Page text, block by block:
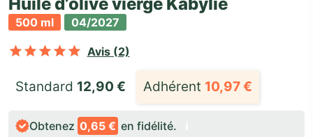
500 ml 04/2027
Notésur 5 basé sur
Avis (2)
Standard 12,90 € Adhérent 10,97€
Obtenez 0,65 € en fidélité.